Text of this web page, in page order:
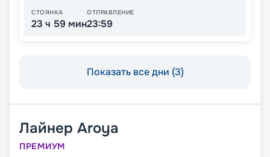
СТОЯНКА
23 ч 59 мин
ОТПРАВЛЕНИЕ
23:59
Показать все дни (3)
Лайнер Aroya
ПРЕМИУМ